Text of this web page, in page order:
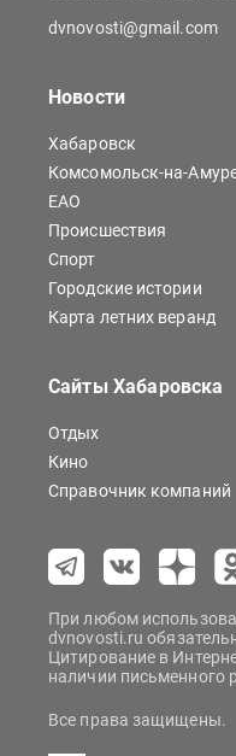
dvnovosti@gmail.com
Новости
Хабаровск
Комсомольск-на-
ЕАО
Происшествия
Спорт
Городские истории
Карта летних веранд
Сайты Хабаровска
Отдых
Кино
Справочник компаний
При любом
dvnovosti.ru
Цитирование в
наличии письменного
Все права защищены.